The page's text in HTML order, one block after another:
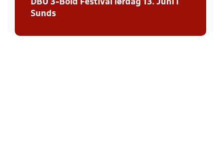
DBU 3-Bold Festival lørdag 13. Juni i
Sunds